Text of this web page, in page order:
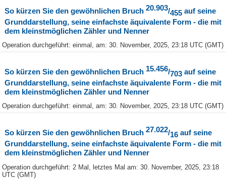
So kürzen Sie den gewöhnlichen Bruch 20.903/455auf seine
Grunddarstellung, seine einfachste äquivalente Form - die mit
dem kleinstmöglichen Zähler und Nenner
Operation durchgeführt: einmal, am: 30. November, 2025, 23:18 UTC (GMT)
So kürzen Sie den gewöhnlichen Bruch 15.456/703auf seine
Grunddarstellung, seine einfachste äquivalente Form - die mit
dem kleinstmöglichen Zähler und Nenner
Operation durchgeführt: einmal, am: 30. November, 2025, 23:18 UTC (GMT)
So kürzen Sie den gewöhnlichen Bruch 27.022/16auf seine
Grunddarstellung, seine einfachste äquivalente Form - die mit
dem kleinstmöglichen Zähler und Nenner
Operation durchgeführt: 2 Mal, letztes Mal am: 30. November, 2025, 23:18
UTC (GMT)